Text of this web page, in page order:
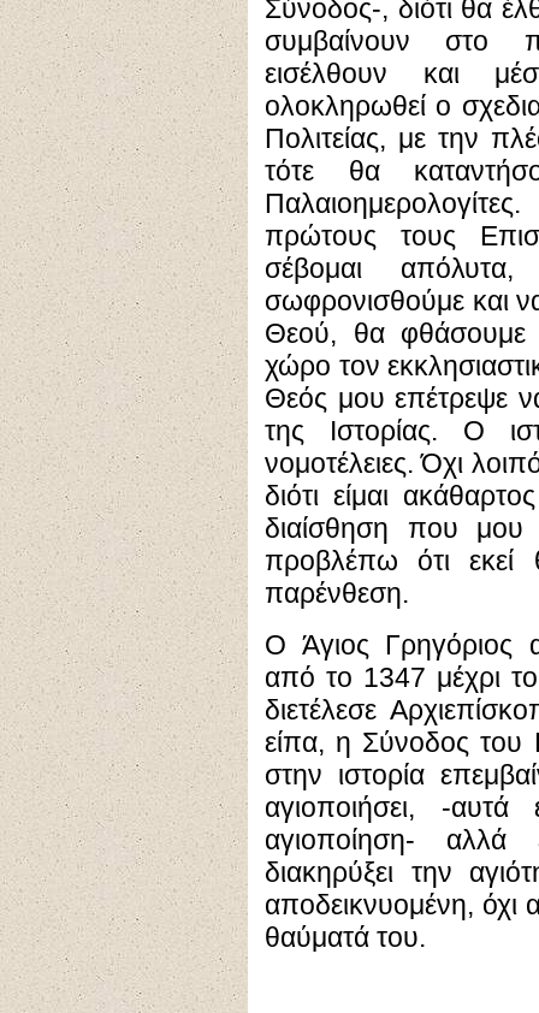
Σύνοδος-, διότι θα
συμβαίνουν στο
εισέλθουν και
ολοκληρωθεί ο
Πολιτείας, με την
τότε θα
πρώτους τους
σέβομαι
σωφρονισθούμε και
Θεού, θα φθάσουμε
χώρο τον
Θεός μου επέτρεψε
της Ιστορίας. Ο
νομοτέλειες. Όχι
διότι είμαι
διαίσθηση που μου
προβλέπω ότι εκεί
παρένθεση.
Ο Άγιος Γρηγόριος
από το 1347 μέχρι
διετέλεσε
είπα, η Σύνοδος του
στην ιστορία
αγιοποιήσει, -
αγιοποίηση-
διακηρύξει την
αποδεικνυομένη, όχι
θαύματά του.